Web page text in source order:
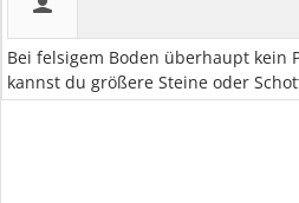
Bei felsigem Boden überhaupt kein
kannst du größere Steine oder